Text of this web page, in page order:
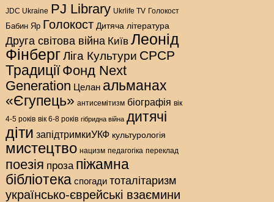
JDC Ukraine PJ Library Ukrlife TV Голокост
Бабин Яр Голокост Дитяча література
Друга світова війна Київ Леонід
Фінберг Ліга Культури СРСР
ТрадиціїФонд Next
Generation Целан альманах
«Єгупець» антисемітизм біографія вік
4-5 років вік 6-8 років гібридна війна дитячі
діти запідтримкиУКФ культурологія
мистецтво нацизм педагогіка переклад
поезія проза піжамна
бібліотека спогади тоталітаризм
українсько-єврейські взаємини